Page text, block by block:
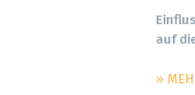
auf
»